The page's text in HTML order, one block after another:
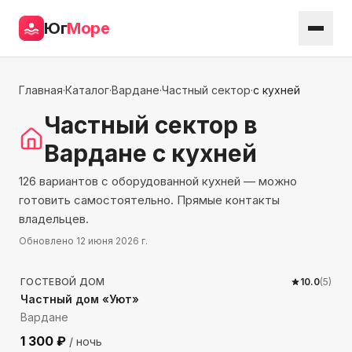
ЮгМоре
Главная·Каталог·Вардане·Частный сектор·с кухней
Частный сектор в
Вардане с кухней
126 вариантов с оборудованной кухней — можно
готовить самостоятельно. Прямые контакты
владельцев.
Обновлено 12 июня 2026 г.
439 м до моря
ГОСТЕВОЙ ДОМ 10.0(5)
Частный дом «Уют»
Вардане
1 300 ₽ / ночь
1107 м до моря